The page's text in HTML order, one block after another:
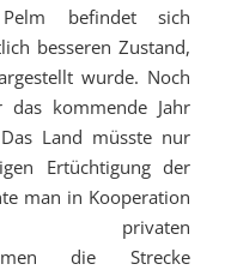
befindet sich
besseren Zustand,
wurde. Noch
kommende Jahr
Land müsste nur
Ertüchtigung der
man in Kooperation
die Strecke